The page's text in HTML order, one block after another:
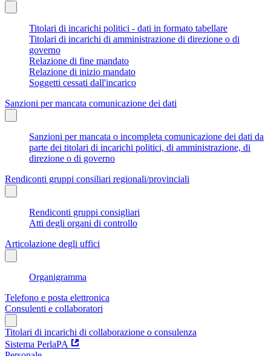
Titolari di incarichi politici - dati in formato tabellare
Titolari di incarichi di amministrazione di direzione o di
governo
Relazione di fine mandato
Relazione di inizio mandato
Soggetti cessati dall'incarico
Sanzioni per mancata comunicazione dei dati
Sanzioni per mancata o incompleta comunicazione dei dati da
parte dei titolari di incarichi politici, di amministrazione, di
direzione o di governo
Rendiconti gruppi consiliari regionali/provinciali
Rendiconti gruppi consigliari
Atti degli organi di controllo
Articolazione degli uffici
Organigramma
Telefono e posta elettronica
Consulenti e collaboratori
Titolari di incarichi di collaborazione o consulenza
Sistema PerlaPA